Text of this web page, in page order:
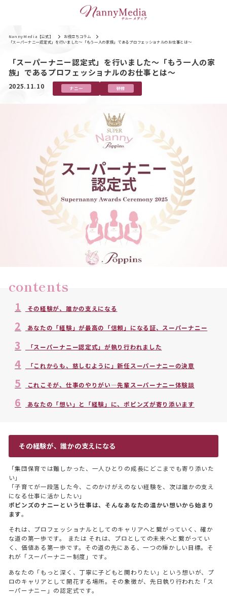
NannyMedia【公式】
お役立ちコラム
「スーパーナニー認定式」を行いました～「もう一人の家族」であるプロフェッショナルのお仕事とは～
「スーパーナニー認定式」を行いました～「もう一人の家
族」であるプロフェッショナルのお仕事とは～
2025.11.10 ナニー 研修
contents
1 その経験が、誰かの支えになる
2 あなたの「経験」が最高の「信頼」になる証、スーパーナニー
3 「スーパーナニー認定式」が執り行われました
4 「これからも、慈しむように」新任スーパーナニーの決意
5 これこそが、仕事のやりがい―先輩スーパーナニー体験談
6 あなたの「想い」と「経験」に、ポピンズが寄り添います
その経験が、誰かの支えになる
「集団保育では難しかった、一人ひとりの成長にどこまでも寄り添いた
い」
「子育てが一段落した今、このかけがえのない経験を、次は誰かの支え
になる仕事に活かしたい」
ポピンズのナニーという仕事は、そんなあなたの温かい想いから始まり
ます。
それは、プロフェッショナルとしてのキャリアへと繋がっていく、確か
な道の第一歩です。 または それは、プロとしての未来へと繋がってい
く、価値ある第一歩です。その道の先にある、一つの輝かしい目標。そ
れが「スーパーナニー制度」です。
あなたの「もっと深く、丁寧に子どもと関わりたい」という想いが、プ
ロのキャリアとして開花する場所。その象徴が、先日執り行われた「ス
ーパーナニー」の認定式です。